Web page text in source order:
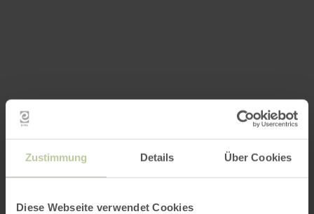
Zustimmung Details Über Cookies
Diese Webseite verwendet Cookies